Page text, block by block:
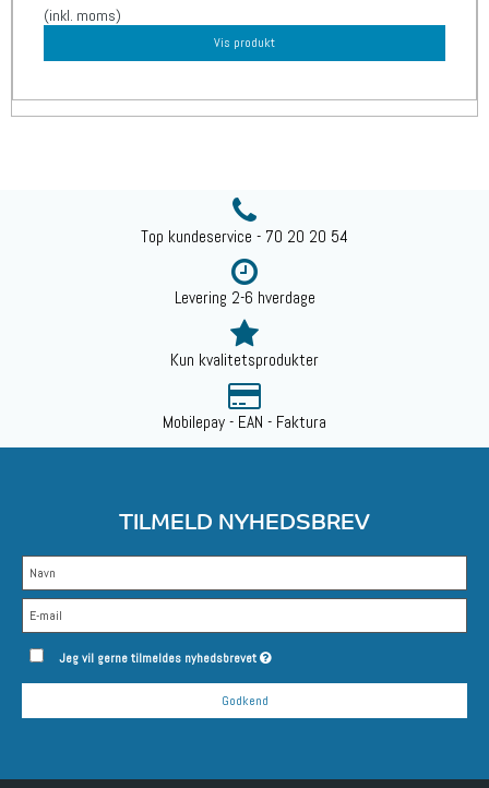
(inkl. moms)
Vis produkt
Top kundeservice - 70 20 20 54
Levering 2-6 hverdage
Kun kvalitetsprodukter
Mobilepay - EAN - Faktura
TILMELD NYHEDSBREV
Jeg vil gerne tilmeldes nyhedsbrevet
Godkend